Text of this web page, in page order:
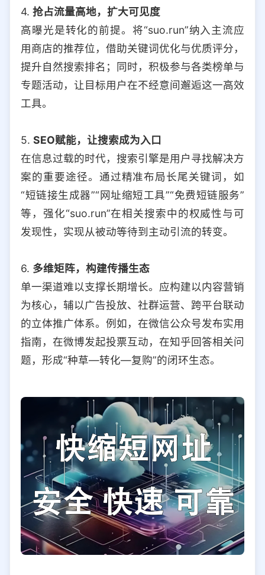
4. 抢占流量高地，扩大可见度
高曝光是转化的前提。将“suo.run”纳入主流应
用商店的推荐位，借助关键词优化与优质评分，
提升自然搜索排名；同时，积极参与各类榜单与
专题活动，让目标用户在不经意间邂逅这一高效
工具。
5. SEO赋能，让搜索成为入口
在信息过载的时代，搜索引擎是用户寻找解决方
案的重要途径。通过精准布局长尾关键词，如
“短链接生成器”“网址缩短工具”“免费短链服务”
等，强化“suo.run”在相关搜索中的权威性与可
发现性，实现从被动等待到主动引流的转变。
6. 多维矩阵，构建传播生态
单一渠道难以支撑长期增长。应构建以内容营销
为核心，辅以广告投放、社群运营、跨平台联动
的立体推广体系。例如，在微信公众号发布实用
指南，在微博发起投票互动，在知乎回答相关问
题，形成“种草—转化—复购”的闭环生态。